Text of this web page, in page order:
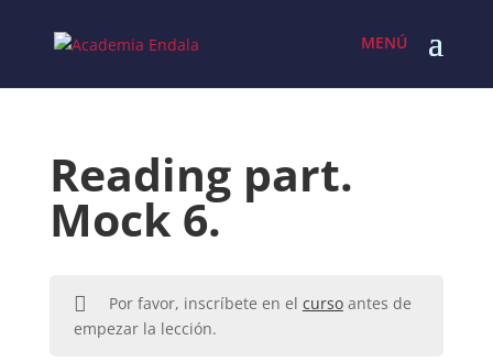
content
Reading part.
Mock 6.
Por favor, inscríbete en el cursoantes de
empezar la lección.